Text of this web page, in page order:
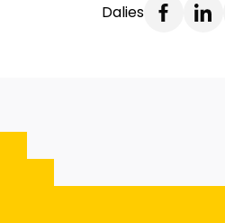
Dalies